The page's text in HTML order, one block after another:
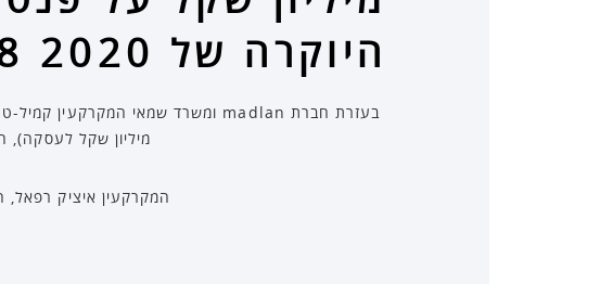
היוקרה של 2020 28
מיליון שקל לעסקה),
המקרקעין איציק רפאל,